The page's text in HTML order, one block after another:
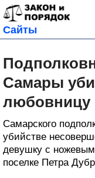
Сайты
Самары
любовницу
Самарского
убийстве
девушку с
поселке Петра